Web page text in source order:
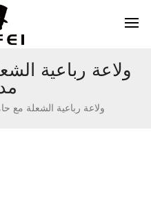
ولاعة رباعية
ولاعة رباعية الشعلة مع